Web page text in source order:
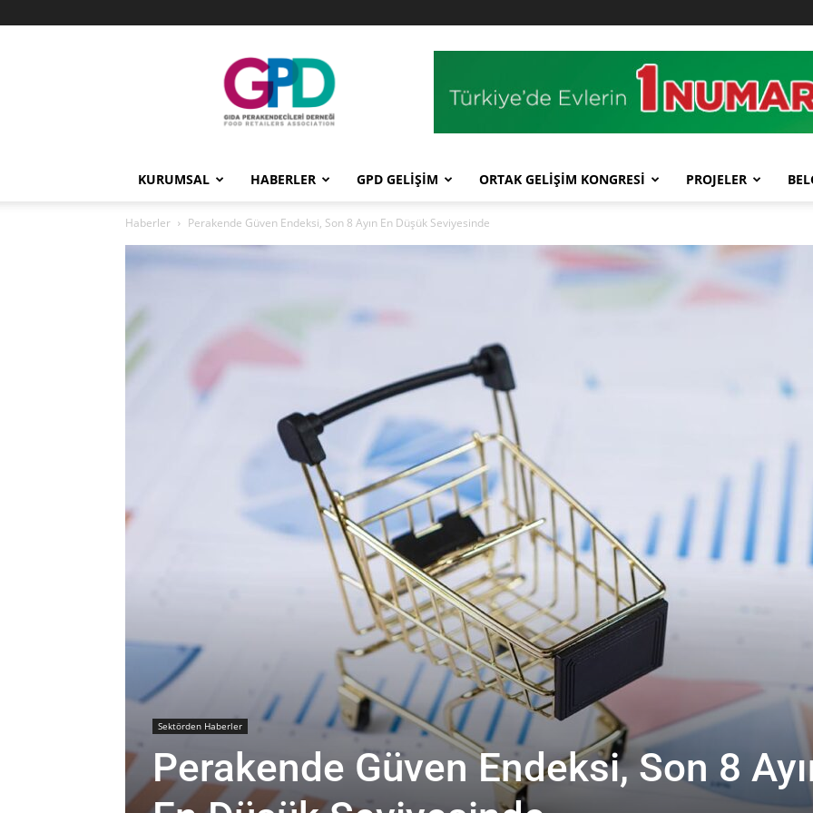
GPD
KURUMSAL HABERLER GPD GELİŞİM ORTAK GELİŞİM KONGRESİ PROJELER
Haberler Perakende Güven Endeksi, Son 8 Ayın En Düşük Seviyesinde
Sektörden Haberler
Perakende Güven Endeksi, Son 8